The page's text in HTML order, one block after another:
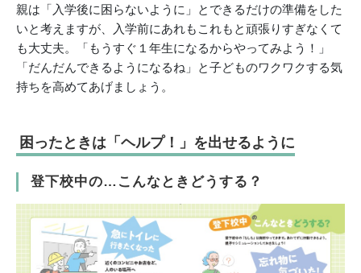
親は「入学後に困らないように」とできるだけの準備をした
いと考えますが、入学前にあれもこれもと頑張りすぎなくて
も大丈夫。「もうすぐ１年生になるからやってみよう！」
「だんだんできるようになるね」と子どものワクワクする気
持ちを高めてあげましょう。
困ったときは「ヘルプ！」を出せるように
登下校中の…こんなときどうする？